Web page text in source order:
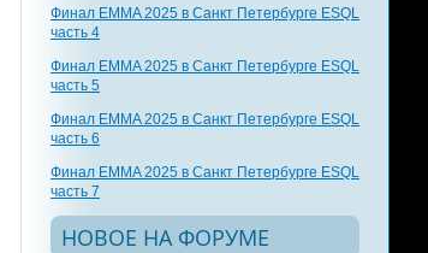
Финал EMMA 2025 в Санкт Петербурге ESQL
часть 4
Финал EMMA 2025 в Санкт Петербурге ESQL
часть 5
Финал EMMA 2025 в Санкт Петербурге ESQL
часть 6
Финал EMMA 2025 в Санкт Петербурге ESQL
часть 7
НОВОЕ НА ФОРУМЕ